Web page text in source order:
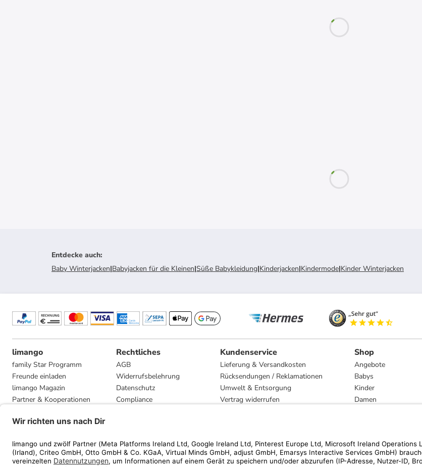
Entdecke auch:
Baby Winterjacken|Babyjacken für die Kleinen|Süße Babykleidung|Kinderjacken|Kindermode|Kinder Winterjacken
limango
family Star Programm
Freunde einladen
limango Magazin
Partner & Kooperationen
Presse
Rechtliches
AGB
Widerrufsbelehrung
Datenschutz
Compliance
Kundenservice
Lieferung & Versandkosten
Rücksendungen / Reklamationen
Umwelt & Entsorgung
Vertrag widerrufen
Shop
Angebote
Babys
Kinder
Damen
Marken